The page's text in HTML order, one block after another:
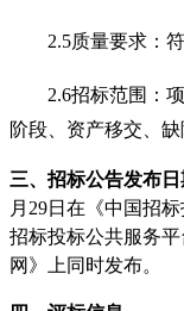
2.5质量要求：
2.6招标范围：
阶段、资产移交、
三、招标公告发布日
月 29日在《中国招
招标投标公共服务
网》上同时发布。